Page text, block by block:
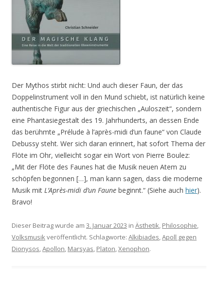
Der Mythos stirbt nicht: Und auch dieser Faun, der das
Doppelinstrument voll in den Mund schiebt, ist natürlich keine
authentische Figur aus der griechischen „Auloszeit“, sondern
eine Phantasiegestalt des 19. Jahrhunderts, an dessen Ende
das berühmte „Prélude à l’après-midi d’un faune“ von Claude
Debussy steht. Wer sich daran erinnert, hat sofort Thema der
Flöte im Ohr, vielleicht sogar ein Wort von Pierre Boulez:
„Mit der Flöte des Faunes hat die Musik neuen Atem zu
schöpfen begonnen […], man kann sagen, dass die moderne
Musik mit L’Après-midi d’un Faune beginnt.“ (Siehe auch hier).
Bravo!
Dieser Beitrag wurde am 3. Januar 2023 in Ästhetik, Philosophie,
Volksmusikveröffentlicht. Schlagworte: Alkibiades,Apoll gegen
Dionysos,Apollon, Marsyas, Platon,Xenophon.